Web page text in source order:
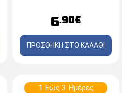
6.90€
ΠΡΟΣΘΗΚΗ ΣΤΟ ΚΑΛΑΘΙ
1 Εώς 3 Ημέρες